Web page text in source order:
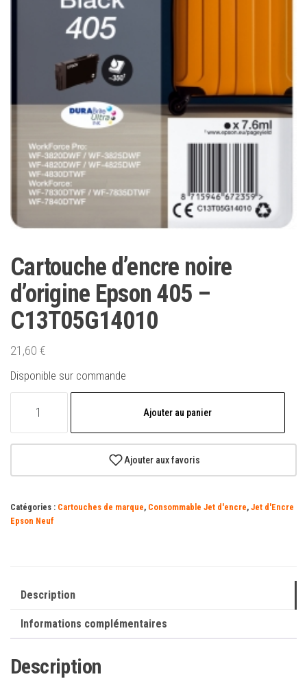
Cartouche d’encre noire
d’origine Epson 405 –
C13T05G14010
21,60 €
Disponible sur commande
noire
Epson
Ajouter au panier
Ajouter aux favoris
Catégories : Cartouches de marque, Consommable Jet d'encre, Jet d'Encre
Epson Neuf
Description
Informations complémentaires
Description